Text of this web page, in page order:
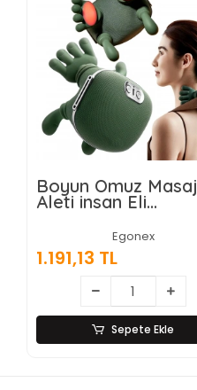
Boyun Omuz Masaj
Aleti insan Eli
Egonex
1.191,13 TL
Sepete Ekle